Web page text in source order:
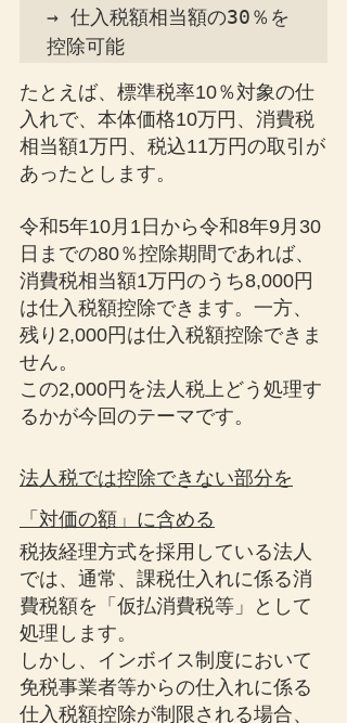
→ 仕入税額相当額の30％を
たとえば、標準税率10％対象の仕
入れで、本体価格10万円、消費税
相当額1万円、税込11万円の取引が
あったとします。
令和5年10月1日から令和8年9月30
日までの80％控除期間であれば、
消費税相当額1万円のうち8,000円
は仕入税額控除できます。一方、
残り2,000円は仕入税額控除できま
せん。
この2,000円を法人税上どう処理す
るかが今回のテーマです。
法人税では控除できない部分を
「対価の額」に含める
税抜経理方式を採用している法人
では、通常、課税仕入れに係る消
費税額を「仮払消費税等」として
処理します。
しかし、インボイス制度において
免税事業者等からの仕入れに係る
仕入税額控除が制限される場合、